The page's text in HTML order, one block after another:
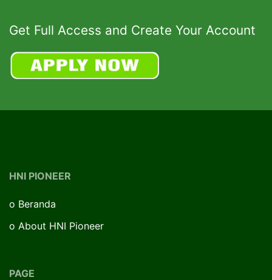
Get Full Access and Create Your Account
HNI PIONEER
o Beranda
o About HNI Pioneer
PAGE